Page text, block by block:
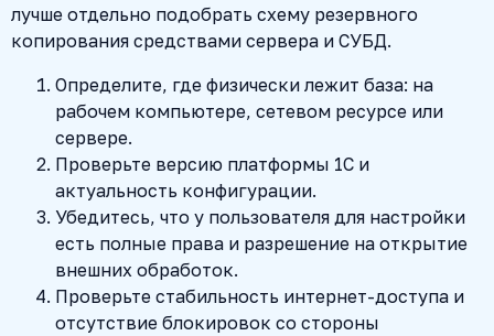
лучше отдельно подобрать схему резервного
копирования средствами сервера и СУБД.
Определите, где физически лежит база: на
рабочем компьютере, сетевом ресурсе или
сервере.
Проверьте версию платформы 1С и
актуальность конфигурации.
Убедитесь, что у пользователя для настройки
есть полные права и разрешение на открытие
внешних обработок.
Проверьте стабильность интернет-доступа и
отсутствие блокировок со стороны